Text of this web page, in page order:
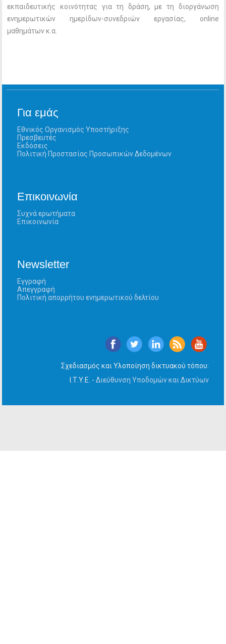
εκπαιδευτικής κοινότητας για τη δράση, με τη διοργάνωση
ενημερωτικών ημερίδων-συνεδριών εργασίας, online
μαθημάτων κ.α.
Για εμάς
Εθνικός Οργανισμός Υποστήριξης
Πρεσβευτές
Εκδόσεις
Πολιτική Προστασίας Προσωπικών Δεδομένων
Επικοινωνία
Συχνά ερωτήματα
Επικοινωνία
Newsletter
Εγγραφή
Απεγγραφή
Πολιτική απορρήτου ενημερωτικού δελτίου
Σχεδιασμός και Υλοποίηση δικτυακού τόπου:
Ι.Τ.Υ.Ε. - Διεύθυνση Υποδομών και Δικτύων